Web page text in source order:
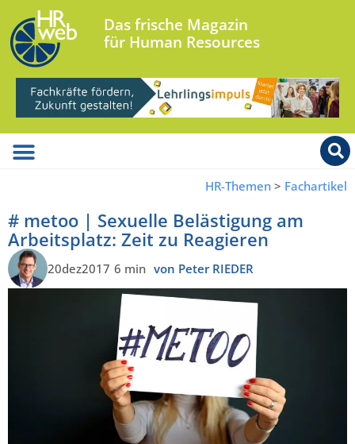
Das frische Magazin
für Human Resources
HR-Themen > Fachartikel
# metoo | Sexuelle Belästigung am
Arbeitsplatz: Zeit zu Reagieren
20dez2017 6 min von Peter RIEDER